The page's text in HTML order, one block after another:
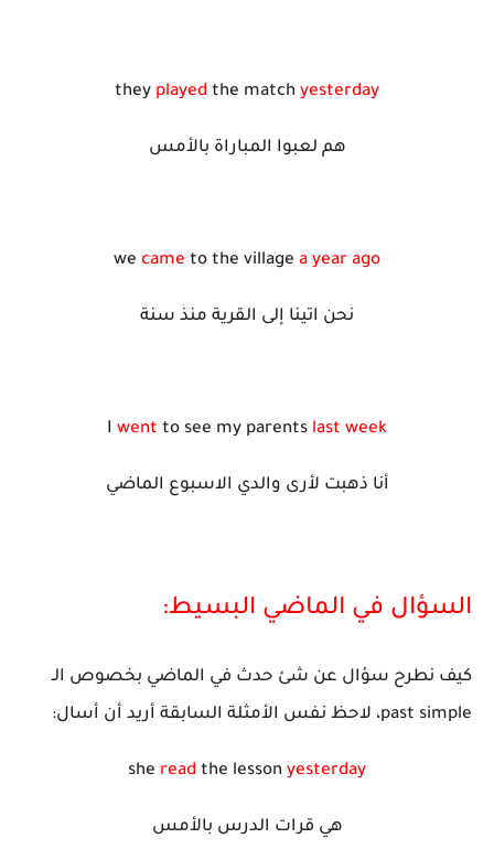
they played the match yesterday
هم لعبوا المباراة بالأمس
we came to the village a year ago
نحن اتينا إلى القرية منذ سنة
I went to see my parents last week
أنا ذهبت لأرى والدي الاسبوع الماضي
السؤال في الماضي البسيط:
كيف نطرح سؤال عن شئ حدث في الماضي بخصوص الـ
past simple، لاحظ نفس الأمثلة السابقة أريد أن أسال:
she read the lesson yesterday
هي قرات الدرس بالأمس